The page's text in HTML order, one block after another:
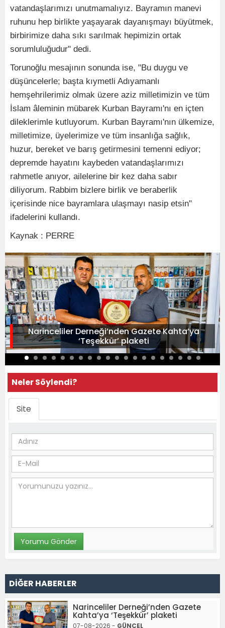
vatandaşlarımızı unutmamalıyız. Bayramın manevi
ruhunu hep birlikte yaşayarak dayanışmayı büyütmek,
birbirimize daha sıkı sarılmak hepimizin ortak
sorumluluğudur" dedi.
Torunoğlu mesajının sonunda ise, "Bu duygu ve
düşüncelerle; başta kıymetli Adıyamanlı
hemşehrilerimiz olmak üzere aziz milletimizin ve tüm
İslam âleminin mübarek Kurban Bayramı'nı en içten
dileklerimle kutluyorum. Kurban Bayramı'nın ülkemize,
milletimize, üyelerimize ve tüm insanlığa sağlık,
huzur, bereket ve barış getirmesini temenni ediyor;
depremde hayatını kaybeden vatandaşlarımızı
rahmetle anıyor, ailelerine bir kez daha sabır
diliyorum. Rabbim bizlere birlik ve beraberlik
içerisinde nice bayramlara ulaşmayı nasip etsin"
ifadelerini kullandı.
Kaynak : PERRE
Narinceliler Derneği’nden Gazete Kahta’ya
‘Teşekkür’ plaketi
Neler Söylendi?
Site
DİĞER HABERLER
Narinceliler Derneği’nden Gazete
Kahta’ya ‘Teşekkür’ plaketi
07-08-2026 - GÜNCEL